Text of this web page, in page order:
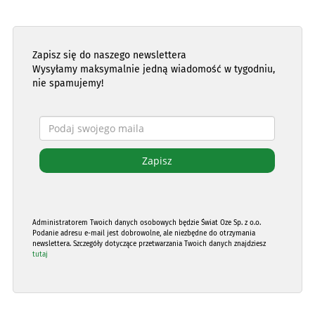
Zapisz się do naszego newslettera
Wysyłamy maksymalnie jedną wiadomość w tygodniu,
nie spamujemy!
Administratorem Twoich danych osobowych będzie Świat Oze Sp. z o.o.
Podanie adresu e-mail jest dobrowolne, ale niezbędne do otrzymania
newslettera. Szczegóły dotyczące przetwarzania Twoich danych znajdziesz
tutaj